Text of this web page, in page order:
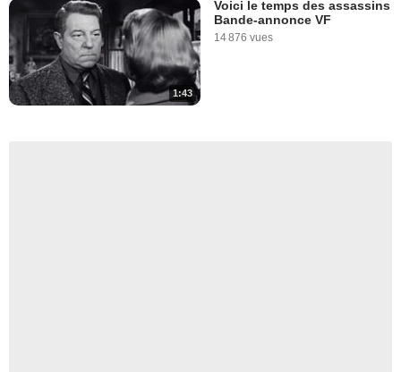
1:43
Voici le temps des assassins
Bande-annonce VF
14 876 vues